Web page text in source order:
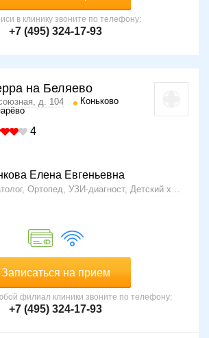
узелков на сухожилии при
заживлении;
из-за разрыва нервов;
в клинику звоните по телефону:
+7 (495) 324-17-93
на Беляево
д. 104
Коньково
4
Елена Евгеньевна
Травматолог, Ортопед, УЗИ-диагност, Детский хирург
Записаться на прием
филиал клиники звоните по телефону:
+7 (495) 324-17-93